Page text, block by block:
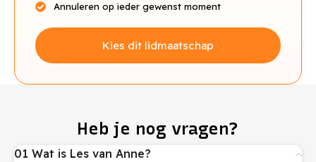
Annuleren op ieder gewenst moment
Kies dit lidmaatschap
Heb je nog vragen?
01 Wat is Les van Anne?